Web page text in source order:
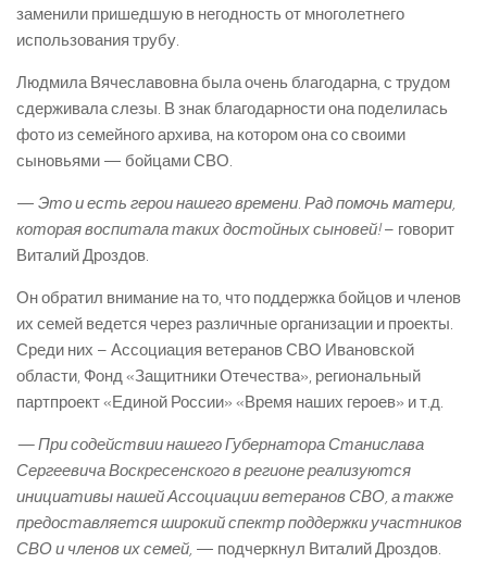
заменили пришедшую в негодность от многолетнего
использования трубу.
Людмила Вячеславовна была очень благодарна, с трудом
сдерживала слезы. В знак благодарности она поделилась
фото из семейного архива, на котором она со своими
сыновьями — бойцами СВО.
— Это и есть герои нашего времени. Рад помочь матери,
которая воспитала таких достойных сыновей!– говорит
Виталий Дроздов.
Он обратил внимание на то, что поддержка бойцов и членов
их семей ведется через различные организации и проекты.
Среди них – Ассоциация ветеранов СВО Ивановской
области, Фонд «Защитники Отечества», региональный
партпроект «Единой России» «Время наших героев» и т.д.
— При содействии нашего Губернатора Станислава
Сергеевича Воскресенского в регионе реализуются
инициативы нашей Ассоциации ветеранов СВО, а также
предоставляется широкий спектр поддержки участников
СВО и членов их семей, — подчеркнул Виталий Дроздов.